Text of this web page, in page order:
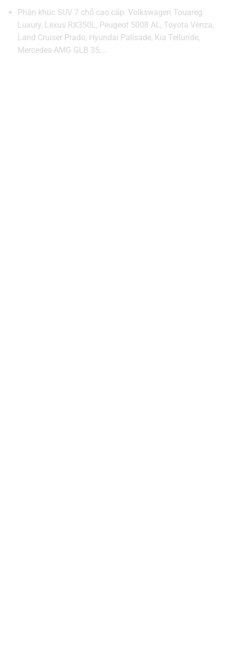
Phân khúc SUV 7 chỗ cao cấp: Volkswagen Touareg
Luxury, Lexus RX350L, Peugeot 5008 AL, Toyota Venza,
Land Cruiser Prado, Hyundai Palisade, Kia Telluride,
Mercedes-AMG GLB 35,…